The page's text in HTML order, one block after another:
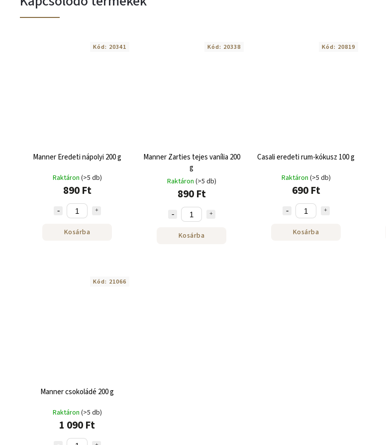
Manner Eredeti nápolyi 200 g
Raktáron (>5 db)
890 Ft
Kosárba
Kód: 20341
Manner Zarties tejes vanília 200
g
Raktáron (>5 db)
890 Ft
Kosárba
Kód: 20338
Casali eredeti rum-kókusz 100 g
Raktáron (>5 db)
690 Ft
Kosárba
Kód: 20819
Manner csokoládé 200 g
Raktáron (>5 db)
1 090 Ft
Kód: 21066